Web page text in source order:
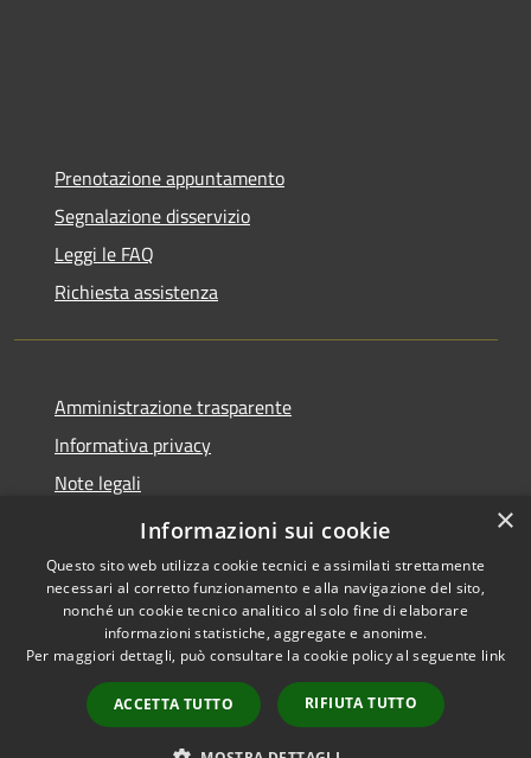
Prenotazione appuntamento
Segnalazione disservizio
Leggi le FAQ
Richiesta assistenza
Amministrazione trasparente
Informativa privacy
Note legali
Dichiarazione di accessibilità
Accessibilità
Copyright © 2026 • Città di
Cirié • Powered by
Municipium•
Accesso
redazione
×
Informazioni sui cookie
Questo sito web utilizza cookie tecnici e assimilati strettamente
necessari al corretto funzionamento e alla navigazione del sito,
nonché un cookie tecnico analitico al solo fine di elaborare
informazioni statistiche, aggregate e anonime.
Per maggiori dettagli, può consultare la cookie policy al seguente link
ACCETTA TUTTO RIFIUTA TUTTO